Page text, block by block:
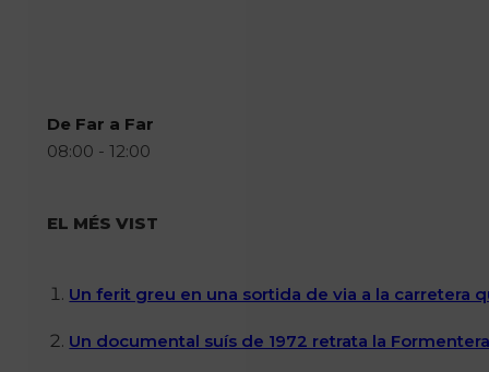
De Far a Far
08:00 - 12:00
EL MÉS VIST
Un ferit greu en una sortida de via a la carretera
Un documental suís de 1972 retrata la